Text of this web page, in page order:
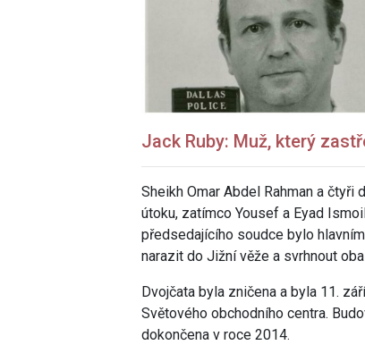
Jack Ruby: Muž, který
Sheikh Omar Abdel Rahman a
útoku, zatímco Yousef a Eyad
předsedajícího soudce bylo
narazit do Jižní věže a svrhnout
Dvojčata byla zničena a byla 11.
Světového obchodního centra.
dokončena v roce 2014.